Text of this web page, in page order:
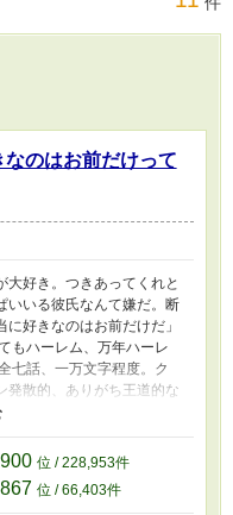
のはお前だけって
大好き。つきあってくれと
いいる彼氏なんて嫌だ。断
好きなのはお前だけだ」
もハーレム、万年ハーレ
話、一万文字程度。ク
発散的、ありがち王道的な
お勧めしません。それで
確認の上、ご覧ください。
位 / 228,953件
位 / 66,403件